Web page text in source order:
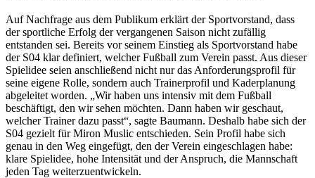
Auf Nachfrage aus dem Publikum erklärt der Sportvorstand, dass
der sportliche Erfolg der vergangenen Saison nicht zufällig
entstanden sei. Bereits vor seinem Einstieg als Sportvorstand habe
der S04 klar definiert, welcher Fußball zum Verein passt. Aus dieser
Spielidee seien anschließend nicht nur das Anforderungsprofil für
seine eigene Rolle, sondern auch Trainerprofil und Kaderplanung
abgeleitet worden. „Wir haben uns intensiv mit dem Fußball
beschäftigt, den wir sehen möchten. Dann haben wir geschaut,
welcher Trainer dazu passt“, sagte Baumann. Deshalb habe sich der
S04 gezielt für Miron Muslic entschieden. Sein Profil habe sich
genau in den Weg eingefügt, den der Verein eingeschlagen habe:
klare Spielidee, hohe Intensität und der Anspruch, die Mannschaft
jeden Tag weiterzuentwickeln.